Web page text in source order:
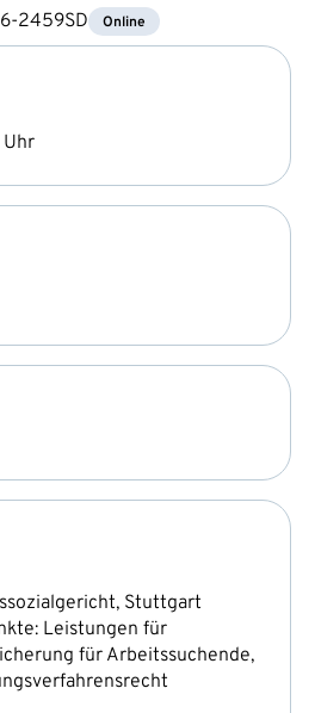
2459SD Online
Uhr
Stuttgart
Leistungen für
für Arbeitssuchende,